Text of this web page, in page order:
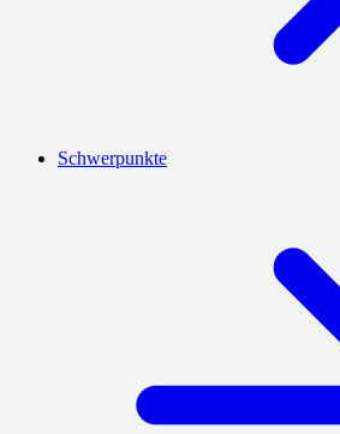
Schwerpunkte